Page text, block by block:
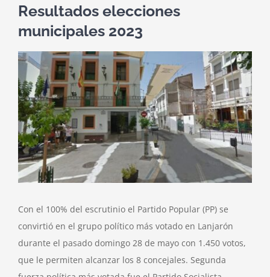
Resultados elecciones
municipales 2023
Ver
imagen
más
grande
Con el 100% del escrutinio el Partido Popular (PP) se
convirtió en el grupo político más votado en Lanjarón
durante el pasado domingo 28 de mayo con 1.450 votos,
que le permiten alcanzar los 8 concejales. Segunda